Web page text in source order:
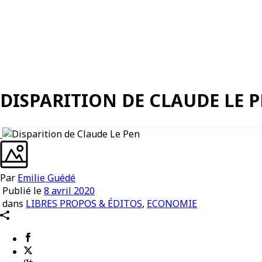
DISPARITION DE CLAUDE LE
Par Emilie Guédé
Publié le8 avril 2020
dans LIBRES PROPOS & ÉDITOS, ECONOMIE